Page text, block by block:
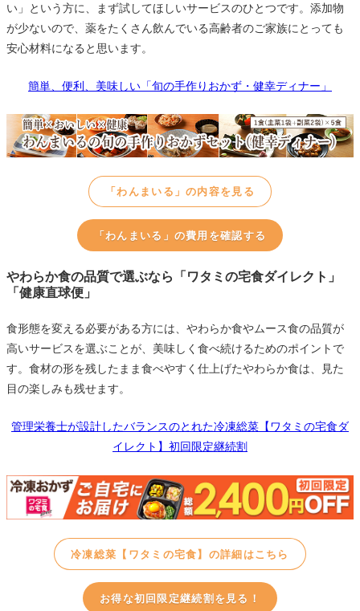
い」という方に、まず試してほしいサービスのひとつです。添加物
が少ないので、薬をたくさん飲んでいる高齢者のご家族にとっても
安心材料になると思います。
簡単、便利、美味しい「旬の手作りおかず・健幸ディナー」
「わんまいる」の内容を見る
「わんまいる」の費用を確認する
やわらか食の品質で選ぶなら「ワタミの宅食ダイレクト」
「健康直球便」
食形態を変える必要がある方には、やわらか食やムース食の品質が
高いサービスを選ぶことが、美味しく食べ続けるためのポイントで
す。食材の形を残したまま食べやすく仕上げたやわらか食は、見た
目の楽しみも残せます。
管理栄養士が設計したバランスのとれた冷凍総菜【ワタミの宅食ダ
イレクト】初回限定継続割
冷凍総菜【ワタミの宅食】の詳細はこちら
お得な初回限定継続割を見る！